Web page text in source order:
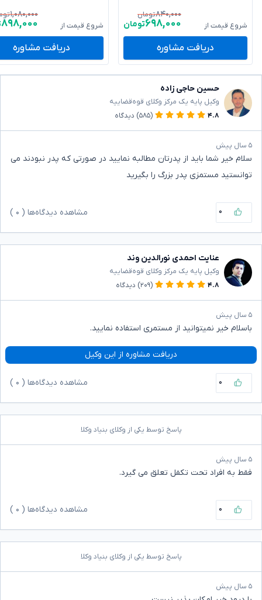
شروع قیمت از
۸۴۰,۰۰۰تومان
۶۹۸,۰۰۰تومان
دریافت مشاوره
شروع قیمت از
۱,۰۸۰,۰۰۰
۸۹۸,۰۰۰
دریافت مشاوره
حسین حاجی زاده
وکیل پایه یک مرکز وکلای قوه‌قضاییه
۴.۸
(۵۸۵) دیدگاه
۵ سال پیش
سلام خیر شما باید از پدرتان مطالبه نمایید در صورتی که پدر نبودند می
توانستید مستمزی پدر بزرگ را بگیرید
۰ مشاهده دیدگاه‌ها ( ۰
عنایت احمدی نورالدین وند
وکیل پایه یک مرکز وکلای قوه‌قضاییه
۴.۸
(۲۰۹) دیدگاه
۵ سال پیش
باسلام خیر نمیتوانید از مستمری استفاده نمایید.
دریافت مشاوره از این وکیل
۰ مشاهده دیدگاه‌ها ( ۰
پاسخ توسط یکی از وکلای بنیاد وکلا
۵ سال پیش
فقط به افراد تحت تکفل تعلق می گیرد.
۰ مشاهده دیدگاه‌ها ( ۰
پاسخ توسط یکی از وکلای بنیاد وکلا
۵ سال پیش